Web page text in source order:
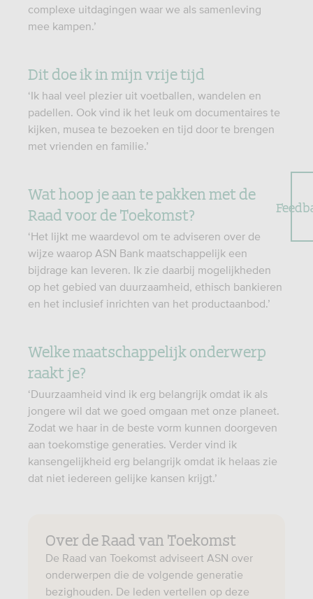
complexe uitdagingen waar we als samenleving
mee kampen.’
Dit doe ik in mijn vrije tijd
‘Ik haal veel plezier uit voetballen, wandelen en
padellen. Ook vind ik het leuk om documentaires te
kijken, musea te bezoeken en tijd door te brengen
met vrienden en familie.’
Wat hoop je aan te pakken met de
Raad voor de Toekomst?
‘Het lijkt me waardevol om te adviseren over de
wijze waarop ASN Bank maatschappelijk een
bijdrage kan leveren. Ik zie daarbij mogelijkheden
op het gebied van duurzaamheid, ethisch bankieren
en het inclusief inrichten van het productaanbod.’
Welke maatschappelijk onderwerp
raakt je?
‘Duurzaamheid vind ik erg belangrijk omdat ik als
jongere wil dat we goed omgaan met onze planeet.
Zodat we haar in de beste vorm kunnen doorgeven
aan toekomstige generaties. Verder vind ik
kansengelijkheid erg belangrijk omdat ik helaas zie
dat niet iedereen gelijke kansen krijgt.’
Over de Raad van Toekomst
De Raad van Toekomst adviseert ASN over
onderwerpen die de volgende generatie
bezighouden. De leden vertellen op deze